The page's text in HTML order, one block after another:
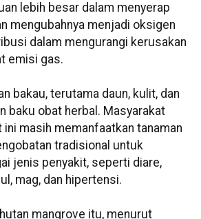
lebih besar dalam menyerap
mengubahnya menjadi oksigen
dalam mengurangi kerusakan
emisi gas.
bakau, terutama daun, kulit, dan
baku obat herbal. Masyarakat
masih memanfaatkan tanaman
tradisional untuk
jenis penyakit, seperti diare,
mag, dan hipertensi.
mangrove itu, menurut